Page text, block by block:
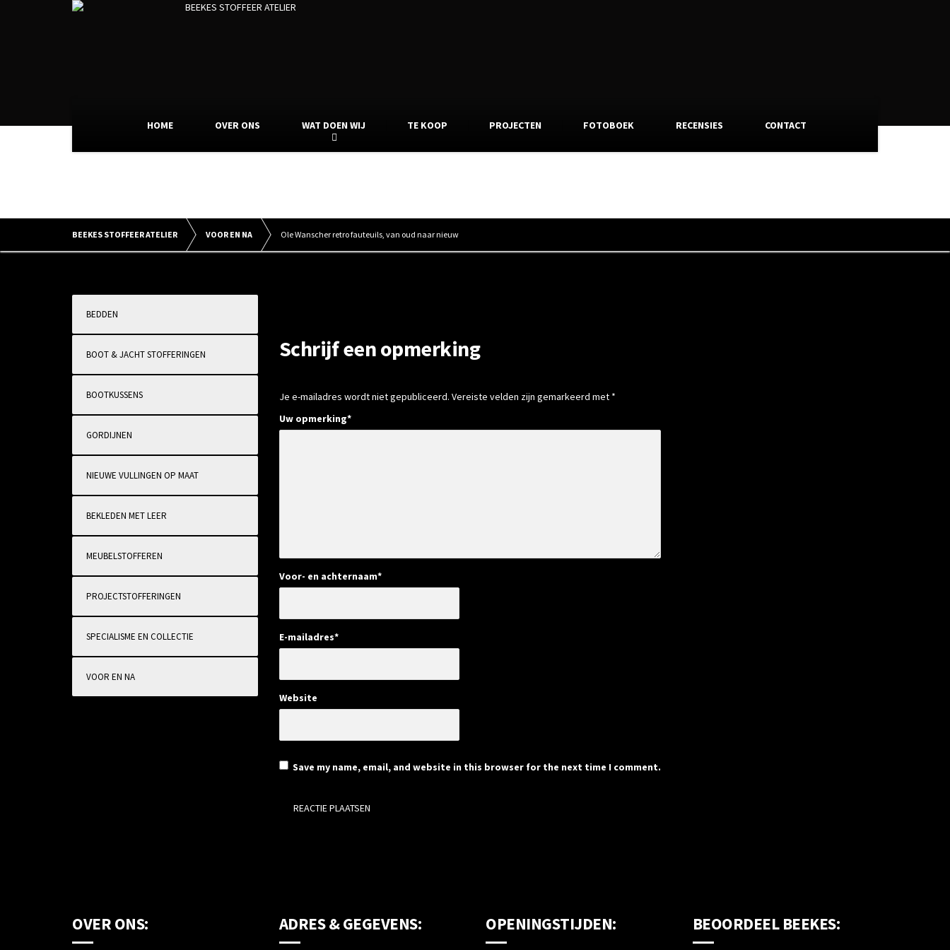
HOME OVER ONS WAT DOEN WIJ TE KOOP PROJECTEN FOTOBOEK RECENSIES CONTACT
BEEKES STOFFEER ATELIER VOOR EN NA Ole Wanscher retro fauteuils, van oud naar nieuw
Schrijf een opmerking
Je e-mailadres wordt niet gepubliceerd. Vereiste velden zijn gemarkeerd met *
Uw opmerking*
Voor- en achternaam*
E-mailadres*
Website
Save my name, email, and website in this browser for the next time I comment.
BEDDEN
BOOT & JACHT STOFFERINGEN
BOOTKUSSENS
GORDIJNEN
NIEUWE VULLINGEN OP MAAT
BEKLEDEN MET LEER
MEUBELSTOFFEREN
PROJECTSTOFFERINGEN
SPECIALISME EN COLLECTIE
VOOR EN NA
OVER ONS: ADRES & GEGEVENS: OPENINGSTIJDEN: BEOORDEEL BEEKES: